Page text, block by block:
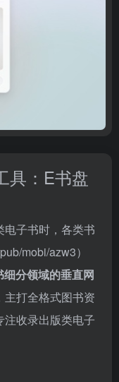
具： E书盘
子书时，各类书
mobi/azw3）
细分领域的垂直网
主打全格式图书资
收录出版类电子